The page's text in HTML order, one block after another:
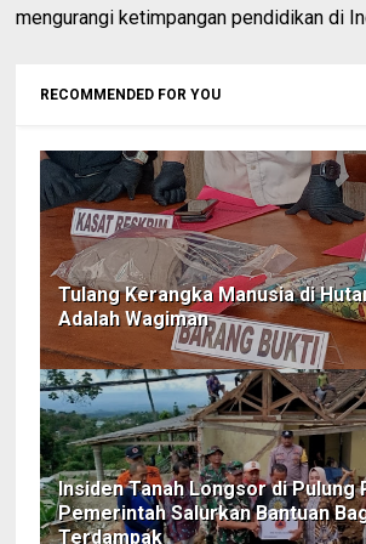
mengurangi ketimpangan pendidikan di
RECOMMENDED FOR YOU
Tulang Kerangka Manusia di
Adalah Wagiman
Insiden Tanah Longsor di Pulung
Pemerintah Salurkan Bantuan
Terdampak